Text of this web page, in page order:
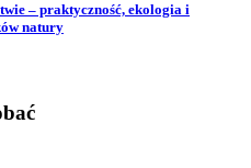
– praktyczność, ekologia i
natury